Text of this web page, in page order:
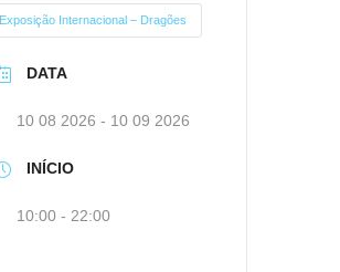
Exposição Internacional – Dragões
DATA
10 08 2026 - 10 09 2026
INÍCIO
10:00 - 22:00